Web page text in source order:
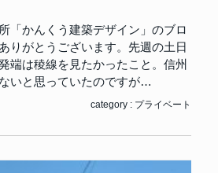
「かんくう建築デザイン」のブロ
りがとうございます。先週の土日
端は稜線を見たかったこと。信州
いと思っていたのですが…
category : プライベート